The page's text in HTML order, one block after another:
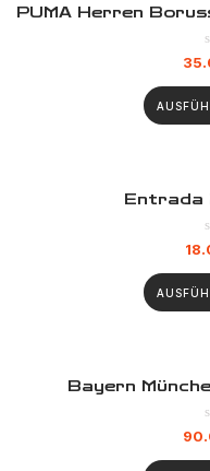
PUMA Herren
Entrada
Bayern